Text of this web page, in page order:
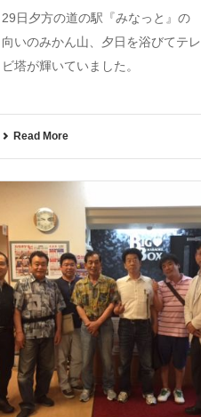
29日夕方の道の駅『みなっと』の
向いのみかん山、夕日を浴びてテレ
ビ塔が輝いていました。
Read More